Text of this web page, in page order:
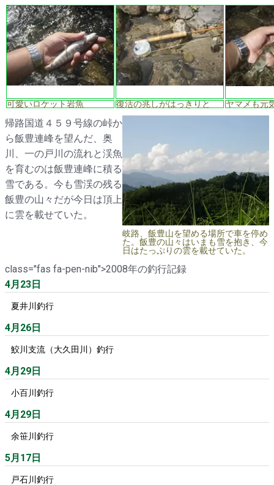
可愛いロケット岩魚 復活の兆しがはっきりと ヤマメも元
岐路、飯豊山を望める場所で車を停め
た。飯豊の山々はいまも雪を抱き、今
日はたっぷりの雲を載せていた。
帰路国道４５９号線の峠か
ら飯豊連峰を望んだ、奥
川、一の戸川の流れと渓魚
を育むのは飯豊連峰に積る
雪である。今も雪渓の残る
飯豊の山々だが今日は頂上
に雲を載せていた。
class="fas fa-pen-nib">2008年の釣行記録
4月23日
夏井川釣行
4月26日
鮫川支流（大久田川）釣行
4月29日
小百川釣行
4月29日
余笹川釣行
5月17日
戸石川釣行